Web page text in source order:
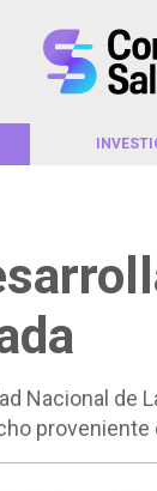
Nacional de